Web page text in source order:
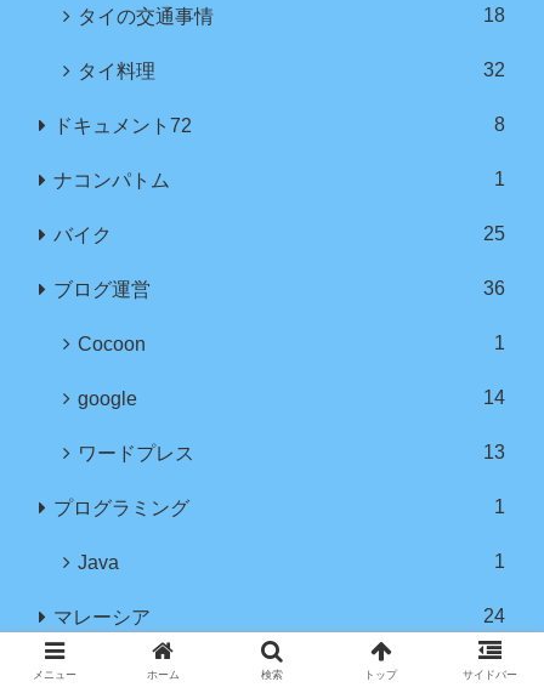
タイの交通事情 18
タイ料理 32
ドキュメント72 8
ナコンパトム 1
バイク 25
ブログ運営 36
Cocoon 1
google 14
ワードプレス 13
プログラミング 1
Java 1
マレーシア 24
クアラルンプール 12
メニュー ホーム 検索 トップ サイドバー